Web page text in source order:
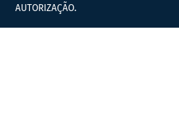
AUTORIZAÇÃO.